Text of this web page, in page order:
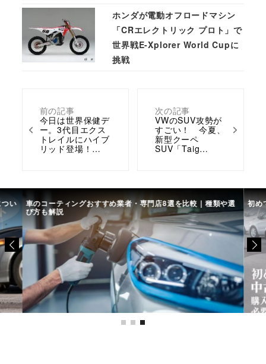
前の記事
今日は世界保健デ
ー。3代目エクス
トレイルにハイブ
リッド登場！…
次の記事
VWのSUV攻勢が
すごい！ 今夏、
新型クーペ
SUV「Taig…
ホンダが電動オフロードマシン
「CRエレクトリック プロト」で
世界戦E-Xplorer World Cupに
挑戦
い 車のコーティングおすすめ業者・専門店8選を比較｜種類や選
び方も解説
初め